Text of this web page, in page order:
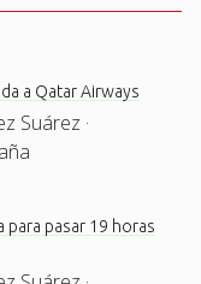
a Qatar Airways
Suárez ·
para pasar 19 horas